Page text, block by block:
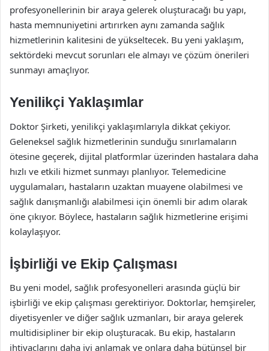
profesyonellerinin bir araya gelerek oluşturacağı bu yapı,
hasta memnuniyetini artırırken aynı zamanda sağlık
hizmetlerinin kalitesini de yükseltecek. Bu yeni yaklaşım,
sektördeki mevcut sorunları ele almayı ve çözüm önerileri
sunmayı amaçlıyor.
Yenilikçi Yaklaşımlar
Doktor Şirketi, yenilikçi yaklaşımlarıyla dikkat çekiyor.
Geleneksel sağlık hizmetlerinin sunduğu sınırlamaların
ötesine geçerek, dijital platformlar üzerinden hastalara daha
hızlı ve etkili hizmet sunmayı planlıyor. Telemedicine
uygulamaları, hastaların uzaktan muayene olabilmesi ve
sağlık danışmanlığı alabilmesi için önemli bir adım olarak
öne çıkıyor. Böylece, hastaların sağlık hizmetlerine erişimi
kolaylaşıyor.
İşbirliği ve Ekip Çalışması
Bu yeni model, sağlık profesyonelleri arasında güçlü bir
işbirliği ve ekip çalışması gerektiriyor. Doktorlar, hemşireler,
diyetisyenler ve diğer sağlık uzmanları, bir araya gelerek
multidisipliner bir ekip oluşturacak. Bu ekip, hastaların
ihtiyaçlarını daha iyi anlamak ve onlara daha bütünsel bir